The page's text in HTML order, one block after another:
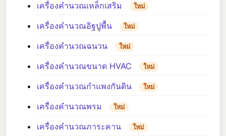
เครื่องคำนวณเหล็กเสริม ใหม่
เครื่องคำนวณอิฐปูพื้น ใหม่
เครื่องคำนวณฉนวน ใหม่
เครื่องคำนวณขนาด HVAC ใหม่
เครื่องคำนวณกำแพงกันดิน ใหม่
เครื่องคำนวณพรม ใหม่
เครื่องคำนวณภาระคาน ใหม่